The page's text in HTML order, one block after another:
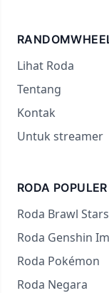
Lihat Roda
Tentang
Kontak
Untuk streamer
RODA POPULER
Roda Brawl Stars
Roda Genshin
Roda Pokémon
Roda Negara